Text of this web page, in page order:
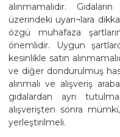
alınmamalıdır.
üzerindeki uyarı¬lara
özgü muhafaza
önemlidir. Uygun
kesinlikle satın
ve diğer dondurulmuş
alınmalı ve alışveriş
gıdalardan ayrı
alışverişten sonra
yerleştirilmeli.